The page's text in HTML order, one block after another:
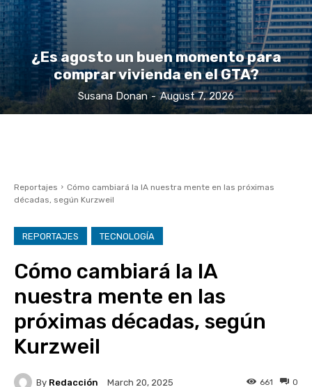
¿Es agosto un buen momento para
comprar vivienda en el GTA?
Susana Donan - August 7, 2026